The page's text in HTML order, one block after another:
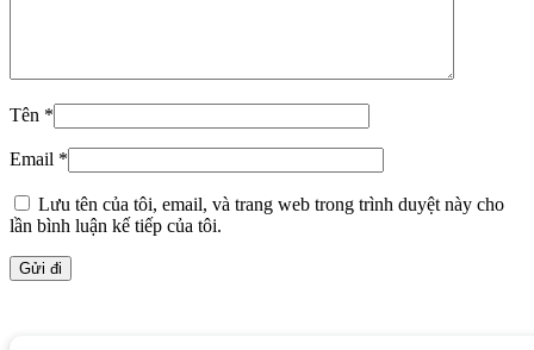
Tên *
Email *
Lưu tên của tôi, email, và trang web trong trình duyệt này cho
lần bình luận kế tiếp của tôi.